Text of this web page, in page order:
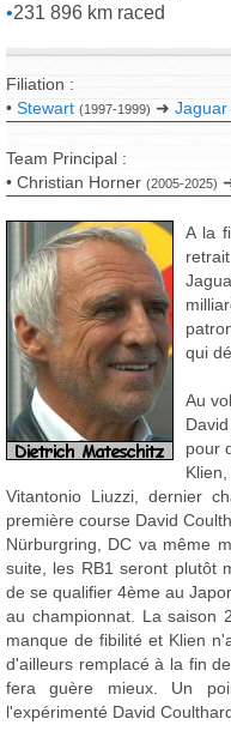
231 896 km raced
Filiation :
• Stewart (1997-1999) ➜ Jaguar
Team Principal :
• Christian Horner (2005-2025)
A la
qui
Au
pour
Vitantonio Liuzzi, dernier
première course David
Nürburgring, DC va même
suite, les RB1 seront plutôt
de se qualifier 4ème au
au championnat. La saison
manque de fibilité et Klien
d'ailleurs remplacé à la fin
fera guère mieux. Un
l'expérimenté David